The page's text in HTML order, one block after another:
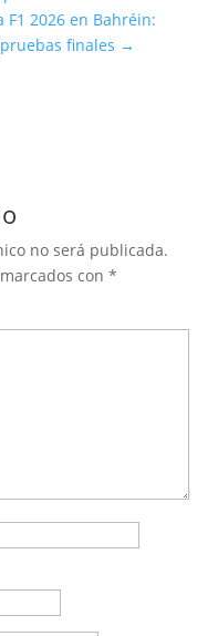
2026 en Bahréin:
finales →
no será publicada.
con *